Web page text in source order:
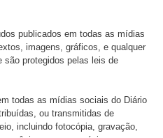
dos filhos à
publicados em todas as mídias
imagens, gráficos, e qualquer
são protegidos pelas leis de
todas as mídias sociais do Diário
ou transmitidas de
incluindo fotocópia, gravação,